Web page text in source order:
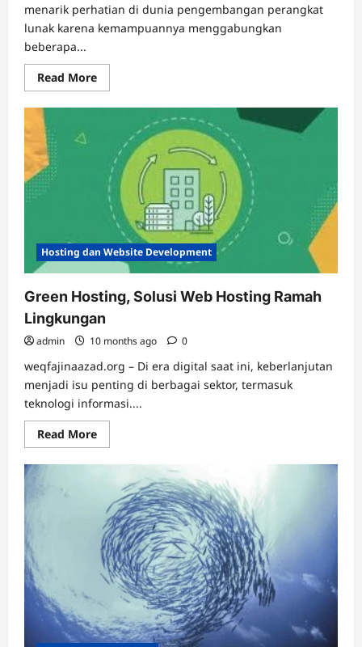
menarik perhatian di dunia pengembangan perangkat
lunak karena kemampuannya menggabungkan
beberapa...
Read MoreRead
more
Pemanfaatan
Komputasi
Heterogen
untuk
Akselerasi
Perangkat
Lunak
Modern
Hosting dan Website Development
Green Hosting, Solusi Web Hosting Ramah
Lingkungan
admin 10 months ago 0
weqfajinaazad.org – Di era digital saat ini, keberlanjutan
menjadi isu penting di berbagai sektor, termasuk
teknologi informasi....
Read MoreRead
more
Green
Hosting,
Solusi
Web
Hosting
Ramah
Lingkungan